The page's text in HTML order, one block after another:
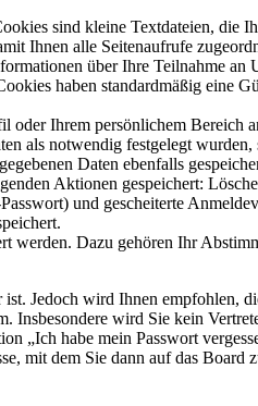
sind kleine Textdateien, die
Ihnen alle Seitenaufrufe
über Ihre Teilnahme
haben standardmäßig eine
Ihrem persönlichem Bereich
als notwendig festgelegt
Daten ebenfalls
Aktionen gespeichert:
und gescheiterte
werden. Dazu gehören Ihr
Jedoch wird Ihnen empfohlen,
Insbesondere wird Sie kein
„Ich habe mein Passwort
mit dem Sie dann auf das Board